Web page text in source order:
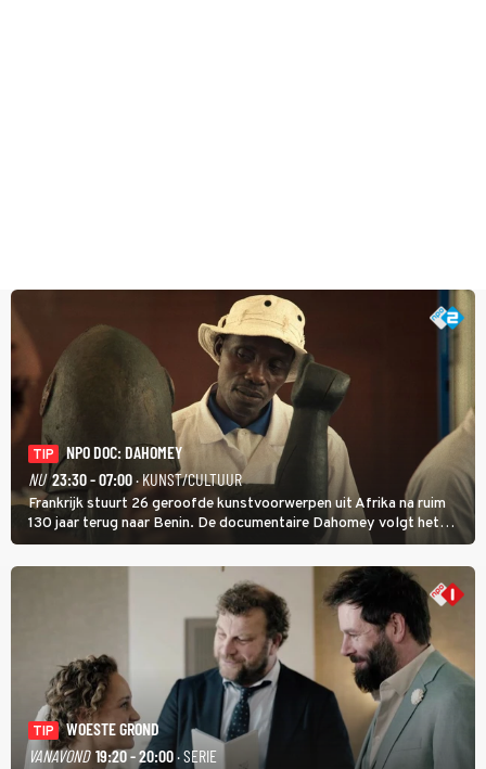
TIP
NPO DOC: DAHOMEY
NU 23:30 - 07:00· KUNST/CULTUUR
Frankrijk stuurt 26 geroofde kunstvoorwerpen uit Afrika na ruim
130 jaar terug naar Benin. De documentaire Dahomey volgt het
transport en toont de aankomst. Inwoners van Benin bespreken de
betekenis van de teruggave.
TIP
WOESTE GROND
VANAVOND 19:20 - 20:00· SERIE